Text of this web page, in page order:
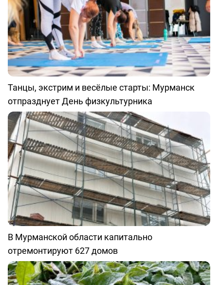
Танцы, экстрим и весёлые старты: Мурманск
отпразднует День физкультурника
В Мурманской области капитально
отремонтируют 627 домов